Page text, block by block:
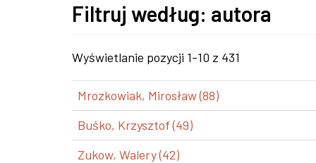
Filtruj według: autora
Wyświetlanie pozycji 1-10 z 431
Mrozkowiak, Mirosław (88)
Buśko, Krzysztof (49)
Zukow, Walery (42)